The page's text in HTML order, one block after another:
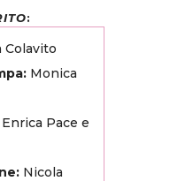
:
Colavito
Monica
Enrica Pace e
Nicola